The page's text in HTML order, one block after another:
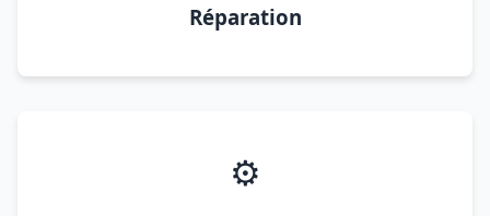
Réparation
⚙️